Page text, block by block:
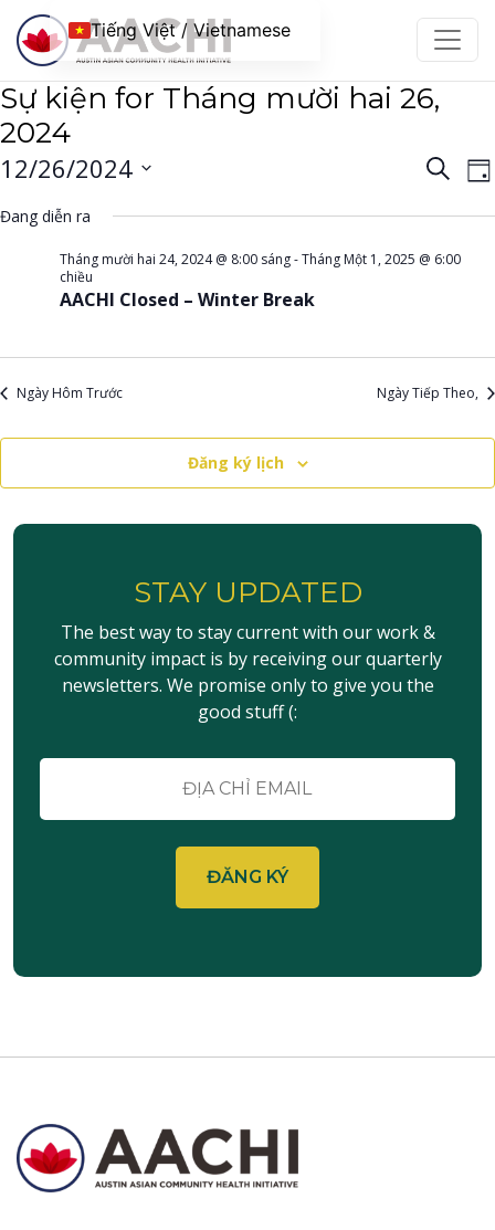
Chuyển đến nội dung
Sự kiện for Tháng mười hai 26,
2024
Điều
độ
kiếm
Sự
Tìm
12/26/2024
ngày.
Đang diễn ra
AACHI Closed – Winter Break
Tháng mười hai 24, 2024 @ 8:00 sáng-Tháng Một 1, 2025 @ 6:00
chiều
Ngày Hôm Trước Ngày Tiếp Theo,
Đăng ký lịch
STAY UPDATED
The best way to stay current with our work &
community impact is by receiving our quarterly
newsletters. We promise only to give you the
good stuff (:
mail
Tiếng Việt / Vietnamese